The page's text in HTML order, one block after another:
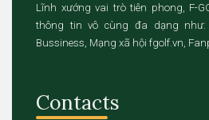
Lĩnh xướng vai trò tiên phong, F-
thông tin vô cùng đa dạng như:
Bussiness, Mạng xã hội fgolf.vn,
Contacts